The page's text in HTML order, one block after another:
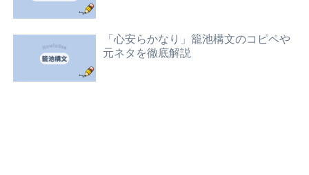
「心安らかなり」籠池構文のコピペや
元ネタを徹底解説